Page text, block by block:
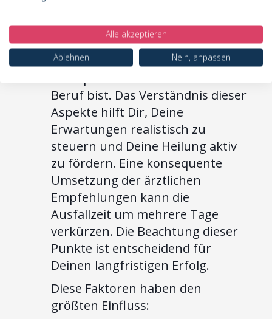
Genesung individuell verläuft. Vier
Hauptfaktoren bestimmen
maßgeblich, wie schnell Du nach
Beruf bist. Das Verständnis dieser
Aspekte hilft Dir, Deine
Erwartungen realistisch zu
steuern und Deine Heilung aktiv
zu fördern. Eine konsequente
Umsetzung der ärztlichen
Empfehlungen kann die
Ausfallzeit um mehrere Tage
verkürzen. Die Beachtung dieser
Punkte ist entscheidend für
Deinen langfristigen Erfolg.
Diese Faktoren haben den
größten Einfluss:
Alle akzeptieren
Ablehnen
Nein, anpassen